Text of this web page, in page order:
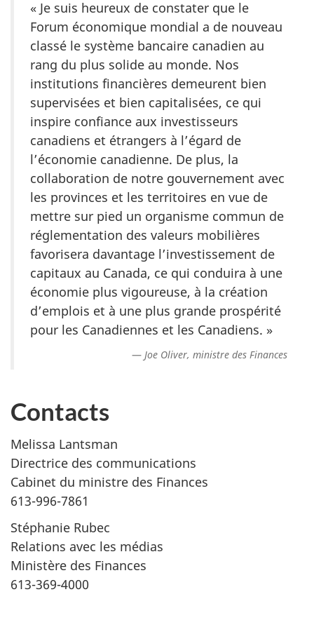
« Je suis heureux de constater que le
Forum économique mondial a de nouveau
classé le système bancaire canadien au
rang du plus solide au monde. Nos
institutions financières demeurent bien
supervisées et bien capitalisées, ce qui
inspire confiance aux investisseurs
canadiens et étrangers à l’égard de
l’économie canadienne. De plus, la
collaboration de notre gouvernement avec
les provinces et les territoires en vue de
mettre sur pied un organisme commun de
réglementation des valeurs mobilières
favorisera davantage l’investissement de
capitaux au Canada, ce qui conduira à une
économie plus vigoureuse, à la création
d’emplois et à une plus grande prospérité
pour les Canadiennes et les Canadiens. »
Joe Oliver, ministre des Finances
Contacts
Melissa Lantsman
Directrice des communications
Cabinet du ministre des Finances
613-996-7861
Stéphanie Rubec
Relations avec les médias
Ministère des Finances
613-369-4000